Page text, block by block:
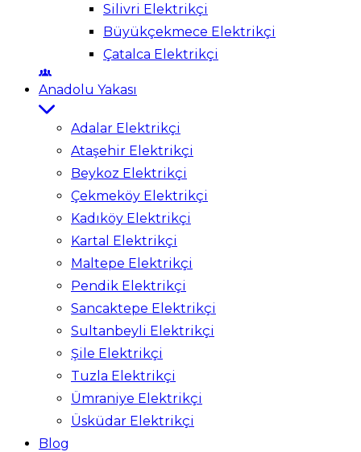
Silivri Elektrikçi
Büyükçekmece Elektrikçi
Çatalca Elektrikçi
Anadolu Yakası
Adalar Elektrikçi
Ataşehir Elektrikçi
Beykoz Elektrikçi
Çekmeköy Elektrikçi
Kadıköy Elektrikçi
Kartal Elektrikçi
Maltepe Elektrikçi
Pendik Elektrikçi
Sancaktepe Elektrikçi
Sultanbeyli Elektrikçi
Şile Elektrikçi
Tuzla Elektrikçi
Ümraniye Elektrikçi
Üsküdar Elektrikçi
Blog